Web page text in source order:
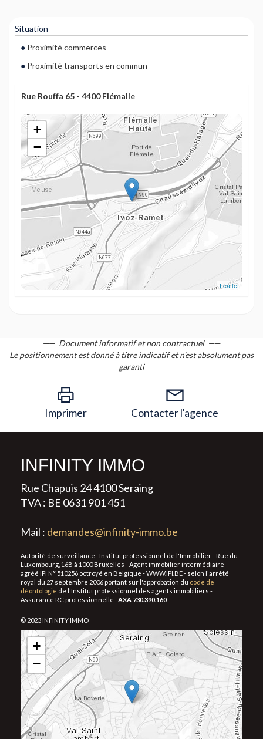
Situation
Proximité commerces
Proximité transports en commun
Rue Rouffa 65 - 4400 Flémalle
+
−
Leaflet
Document informatif et non contractuel
Le positionnement est donné à titre indicatif et n'est absolument pas
garanti
Imprimer Contacter l'agence
INFINITY IMMO
Rue Chapuis 24 4100 Seraing
TVA : BE 0631 901 451
Mail : demandes@infinity-immo.be
Autorité de surveillance : Institut professionnel de l'Immobilier - Rue du
Luxembourg, 16B à 1000 Bruxelles - Agent immobilier intermédiaire
agréé IPI N° 510256 octroyé en Belgique - WWW.IPI.BE - selon l'arrêté
royal du 27 septembre 2006 portant sur l'approbation du code de
déontologie de l'Institut professionnel des agents immobiliers -
Assurance RC professionnelle : AXA 730.390.160
© 2023 INFINITY IMMO
+
−